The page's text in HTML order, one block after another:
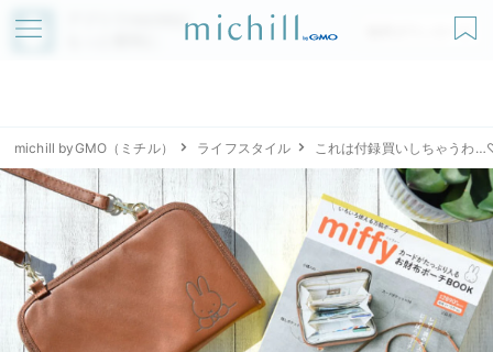
アプリでmichillが
無料ダウンロード
michill byGMO（ミチル） ライフスタイル これは付録買いしちゃうわ